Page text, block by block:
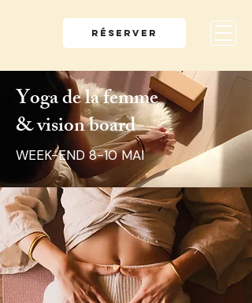
RÉSERVER
Yoga de la femme
& vision board
WEEK-END 8-10 MAI